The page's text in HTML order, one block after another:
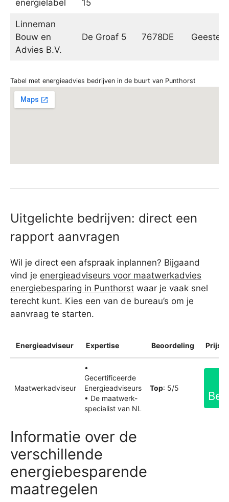
energielabel 15
Linneman
Bouw en
Advies B.V.
De Groaf 5 7678DE
Tabel met energieadvies bedrijven in de buurt van Punthorst
Uitgelichte bedrijven: direct een
rapport aanvragen
Wil je direct een afspraak inplannen? Bijgaand
vind je energieadviseurs voor maatwerkadvies
energiebesparing in Punthorst waar je vaak snel
terecht kunt. Kies een van de bureau’s om je
aanvraag te starten.
Energieadviseur Expertise Beoordeling
Maatwerkadviseur
•
Gecertificeerde
Energieadviseurs
• De maatwerk-
specialist van NL
Top: 5/5
Informatie over de
verschillende
energiebesparende
maatregelen